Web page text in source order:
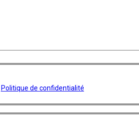
Politique de confidentialité